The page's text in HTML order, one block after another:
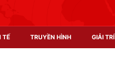
TẾ TRUYỀN HÌNH GIẢI TRÍ